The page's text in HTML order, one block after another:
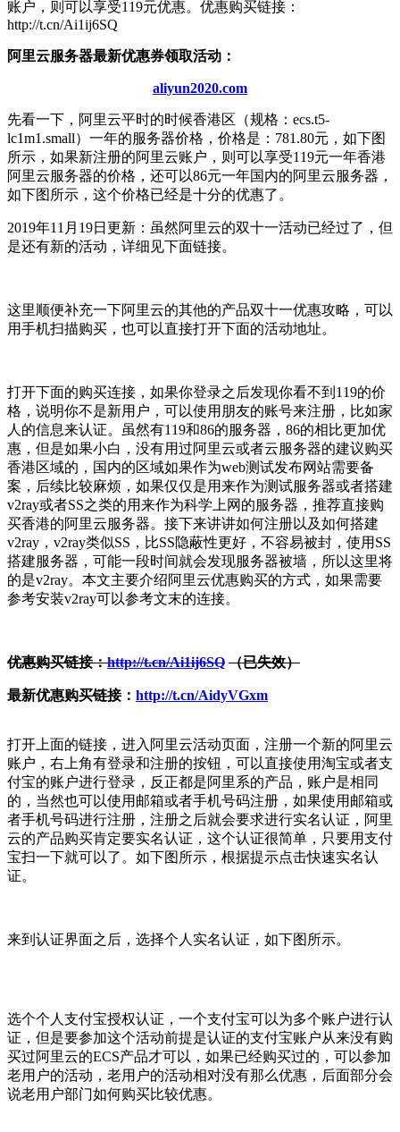
账户，则可以享受119元优惠。优惠购买链接：
http://t.cn/Ai1ij6SQ
阿里云服务器最新优惠券领取活动：
aliyun2020.com
先看一下，阿里云平时的时候香港区（规格：ecs.t5-
lc1m1.small）一年的服务器价格，价格是：781.80元，如下图
所示，如果新注册的阿里云账户，则可以享受119元一年香港
阿里云服务器的价格，还可以86元一年国内的阿里云服务器，
如下图所示，这个价格已经是十分的优惠了。
2019年11月19日更新：虽然阿里云的双十一活动已经过了，但
是还有新的活动，详细见下面链接。
这里顺便补充一下阿里云的其他的产品双十一优惠攻略，可以
用手机扫描购买，也可以直接打开下面的活动地址。
打开下面的购买连接，如果你登录之后发现你看不到119的价
格，说明你不是新用户，可以使用朋友的账号来注册，比如家
人的信息来认证。虽然有119和86的服务器，86的相比更加优
惠，但是如果小白，没有用过阿里云或者云服务器的建议购买
香港区域的，国内的区域如果作为web测试发布网站需要备
案，后续比较麻烦，如果仅仅是用来作为测试服务器或者搭建
v2ray或者SS之类的用来作为科学上网的服务器，推荐直接购
买香港的阿里云服务器。接下来讲讲如何注册以及如何搭建
v2ray，v2ray类似SS，比SS隐蔽性更好，不容易被封，使用SS
搭建服务器，可能一段时间就会发现服务器被墙，所以这里将
的是v2ray。本文主要介绍阿里云优惠购买的方式，如果需要
参考安装v2ray可以参考文末的连接。
优惠购买链接：http://t.cn/Ai1ij6SQ （已失效）
最新优惠购买链接： http://t.cn/AidyVGxm
打开上面的链接，进入阿里云活动页面，注册一个新的阿里云
账户，右上角有登录和注册的按钮，可以直接使用淘宝或者支
付宝的账户进行登录，反正都是阿里系的产品，账户是相同
的，当然也可以使用邮箱或者手机号码注册，如果使用邮箱或
者手机号码进行注册，注册之后就会要求进行实名认证，阿里
云的产品购买肯定要实名认证，这个认证很简单，只要用支付
宝扫一下就可以了。如下图所示，根据提示点击快速实名认
证。
来到认证界面之后，选择个人实名认证，如下图所示。
选个个人支付宝授权认证，一个支付宝可以为多个账户进行认
证，但是要参加这个活动前提是认证的支付宝账户从来没有购
买过阿里云的ECS产品才可以，如果已经购买过的，可以参加
老用户的活动，老用户的活动相对没有那么优惠，后面部分会
说老用户部门如何购买比较优惠。